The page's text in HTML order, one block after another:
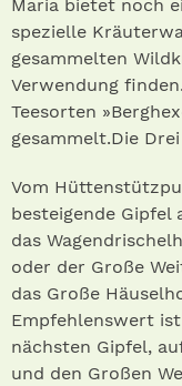
Maria bietet noch
spezielle
gesammelten
Verwendung
Teesorten
gesammelt.Die
Vom
besteigende Gipfel
das
oder der Große
das Große
Empfehlenswert
nächsten Gipfel,
und den Großen